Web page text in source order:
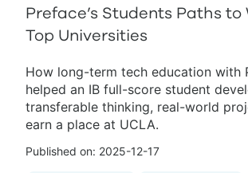
Preface’s Students Paths to
Top Universities
How long-term tech education with
helped an IB full-score student
transferable thinking, real-world
earn a place at UCLA.
Published on: 2025-12-17